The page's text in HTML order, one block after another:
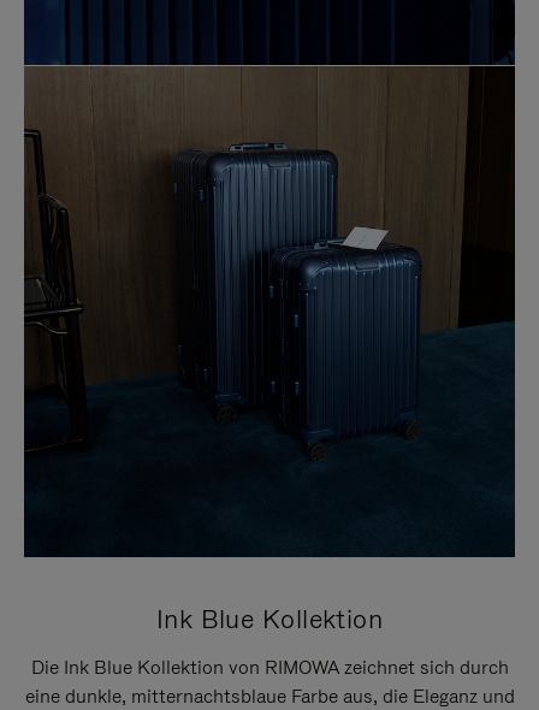
Ink Blue Kollektion
Die Ink Blue Kollektion von RIMOWA zeichnet sich durch
eine dunkle, mitternachtsblaue Farbe aus, die Eleganz und